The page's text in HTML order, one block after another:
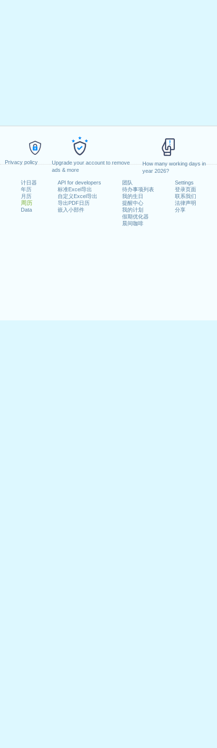
Privacy policy
Upgrade your account to remove
ads & more
How many working days in
year 2026?
计日器
年历
月历
周历
Data
API for developers
标准Excel导出
自定义Excel导出
导出PDF日历
嵌入小部件
团队
待办事项列表
我的生日
提醒中心
我的计划
假期优化器
晨间咖啡
Settings
登录页面
联系我们
法律声明
分享